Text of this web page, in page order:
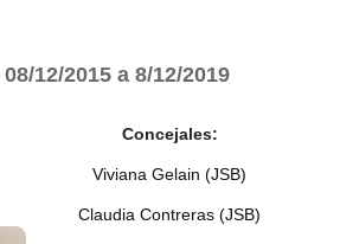
08/12/2015 a 8/12/2019
Concejales:
Viviana Gelain (JSB)
Claudia Contreras (JSB)